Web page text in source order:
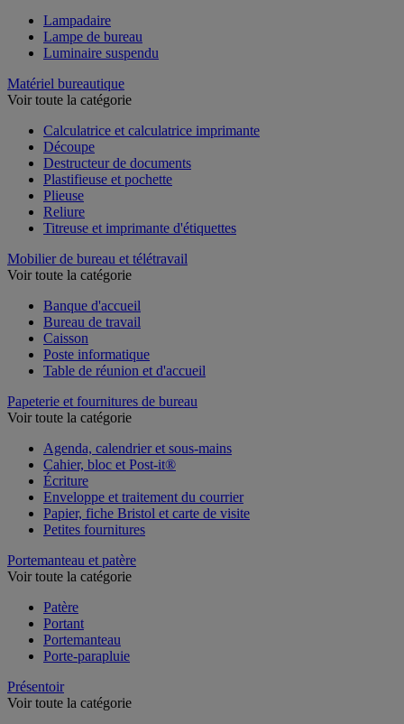
Lampadaire
Lampe de bureau
Luminaire suspendu
Matériel bureautique
Voir toute la catégorie
Calculatrice et calculatrice imprimante
Découpe
Destructeur de documents
Plastifieuse et pochette
Plieuse
Reliure
Titreuse et imprimante d'étiquettes
Mobilier de bureau et télétravail
Voir toute la catégorie
Banque d'accueil
Bureau de travail
Caisson
Poste informatique
Table de réunion et d'accueil
Papeterie et fournitures de bureau
Voir toute la catégorie
Agenda, calendrier et sous-mains
Cahier, bloc et Post-it®
Écriture
Enveloppe et traitement du courrier
Papier, fiche Bristol et carte de visite
Petites fournitures
Portemanteau et patère
Voir toute la catégorie
Patère
Portant
Portemanteau
Porte-parapluie
Présentoir
Voir toute la catégorie